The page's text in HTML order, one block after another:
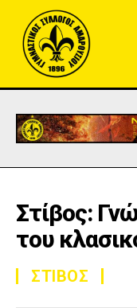
Στίβος:
του
ΣΤΙΒΟΣ